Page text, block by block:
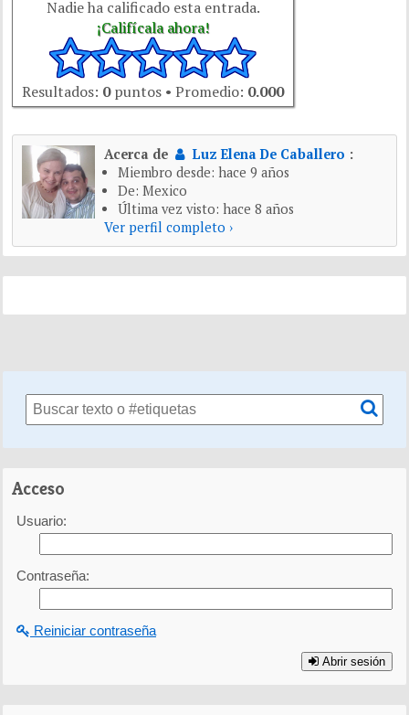
Nadie ha calificado esta entrada.
¡Califícala ahora!
Resultados: 0puntos • Promedio: 0.000
Acerca de Luz Elena De Caballero :
Miembro desde: hace 9 años
De: Mexico
Última vez visto: hace 8 años
Ver perfil completo ›
Acceso
Usuario:
Contraseña:
Reiniciar contraseña
Abrir sesión